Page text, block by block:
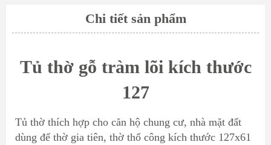
Chi tiết sản phẩm
Tủ thờ gỗ tràm lõi kích thước
127
Tủ thờ thích hợp cho căn hộ chung cư, nhà mặt đất
dùng để thờ gia tiên, thờ thổ công kích thước 127x61